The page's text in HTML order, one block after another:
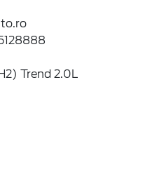
Trend 2.0L